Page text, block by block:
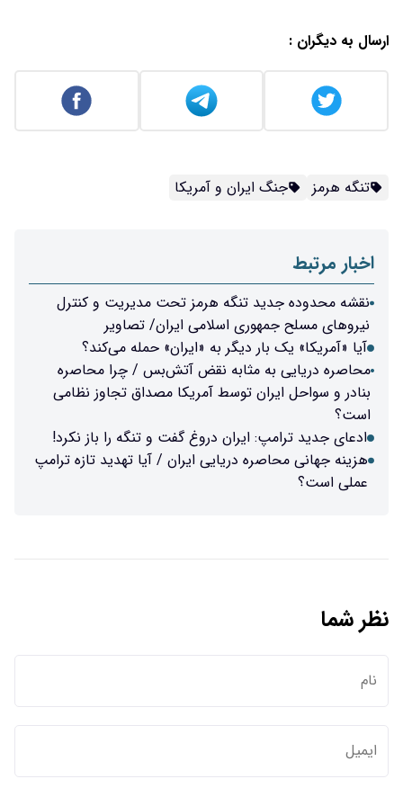
ارسال به دیگران :
تنگه هرمز جنگ ایران و آمریکا
اخبار مرتبط
نقشه محدوده جدید تنگه هرمز تحت مدیریت و کنترل
نیرو‌های مسلح جمهوری اسلامی ایران/ تصاویر
آیا «آمریکا» یک بار دیگر به «ایران» حمله می‌کند؟
محاصره دریایی به مثابه نقض آتش‌بس / چرا محاصره
بنادر و سواحل ایران توسط آمریکا مصداق تجاوز نظامی
است؟
ادعای جدید ترامپ: ایران دروغ گفت و تنگه را باز نکرد!
هزینه جهانی محاصره دریایی ایران / آیا تهدید تازه ترامپ
عملی است؟
نظر شما